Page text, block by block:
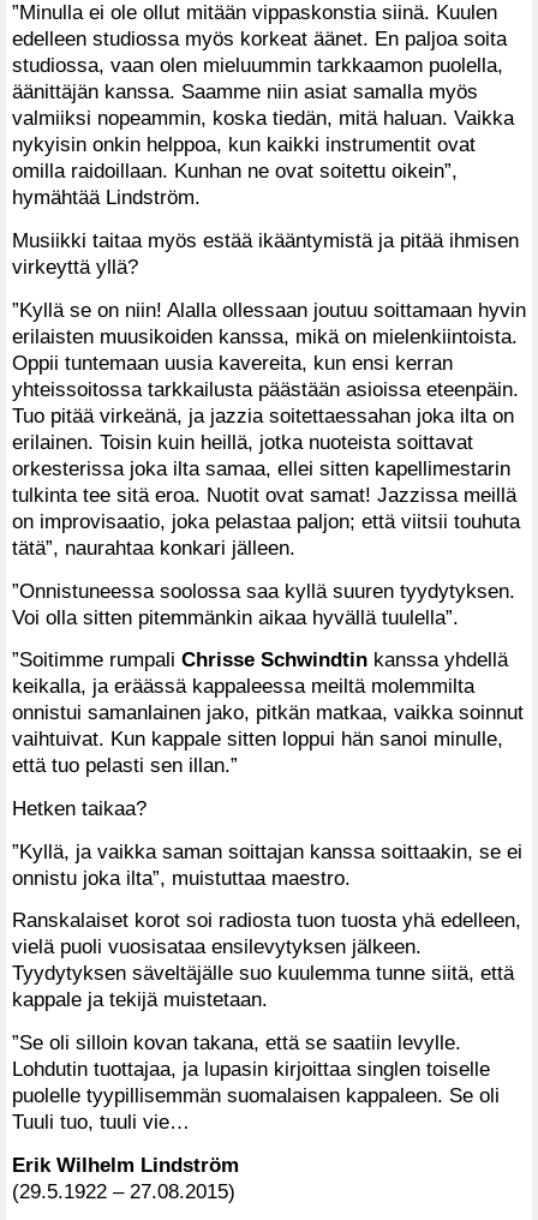
”Minulla ei ole ollut mitään vippaskonstia siinä. Kuulen
edelleen studiossa myös korkeat äänet. En paljoa soita
studiossa, vaan olen mieluummin tarkkaamon puolella,
äänittäjän kanssa. Saamme niin asiat samalla myös
valmiiksi nopeammin, koska tiedän, mitä haluan. Vaikka
nykyisin onkin helppoa, kun kaikki instrumentit ovat
omilla raidoillaan. Kunhan ne ovat soitettu oikein”,
hymähtää Lindström.
Musiikki taitaa myös estää ikääntymistä ja pitää ihmisen
virkeyttä yllä?
”Kyllä se on niin! Alalla ollessaan joutuu soittamaan hyvin
erilaisten muusikoiden kanssa, mikä on mielenkiintoista.
Oppii tuntemaan uusia kavereita, kun ensi kerran
yhteissoitossa tarkkailusta päästään asioissa eteenpäin.
Tuo pitää virkeänä, ja jazzia soitettaessahan joka ilta on
erilainen. Toisin kuin heillä, jotka nuoteista soittavat
orkesterissa joka ilta samaa, ellei sitten kapellimestarin
tulkinta tee sitä eroa. Nuotit ovat samat! Jazzissa meillä
on improvisaatio, joka pelastaa paljon; että viitsii touhuta
tätä”, naurahtaa konkari jälleen.
”Onnistuneessa soolossa saa kyllä suuren tyydytyksen.
Voi olla sitten pitemmänkin aikaa hyvällä tuulella”.
”Soitimme rumpali Chrisse Schwindtin kanssa yhdellä
keikalla, ja eräässä kappaleessa meiltä molemmilta
onnistui samanlainen jako, pitkän matkaa, vaikka soinnut
vaihtuivat. Kun kappale sitten loppui hän sanoi minulle,
että tuo pelasti sen illan.”
Hetken taikaa?
”Kyllä, ja vaikka saman soittajan kanssa soittaakin, se ei
onnistu joka ilta”, muistuttaa maestro.
Ranskalaiset korot soi radiosta tuon tuosta yhä edelleen,
vielä puoli vuosisataa ensilevytyksen jälkeen.
Tyydytyksen säveltäjälle suo kuulemma tunne siitä, että
kappale ja tekijä muistetaan.
”Se oli silloin kovan takana, että se saatiin levylle.
Lohdutin tuottajaa, ja lupasin kirjoittaa singlen toiselle
puolelle tyypillisemmän suomalaisen kappaleen. Se oli
Tuuli tuo, tuuli vie…
Erik Wilhelm Lindström
(29.5.1922 – 27.08.2015)